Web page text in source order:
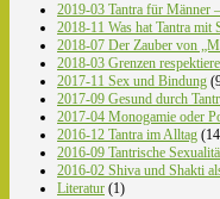
2019-03 Tantra für Männer
2018-11 Was hat Tantra mit
2018-07 Der Zauber von
2018-03 Grenzen
2017-11 Sex und Bindung
2017-09 Gesund durch
2017-04 Monogamie oder
2016-12 Tantra im Alltag
2016-09 Tantrische
2016-02 Shiva und Shakti
Literatur (1)